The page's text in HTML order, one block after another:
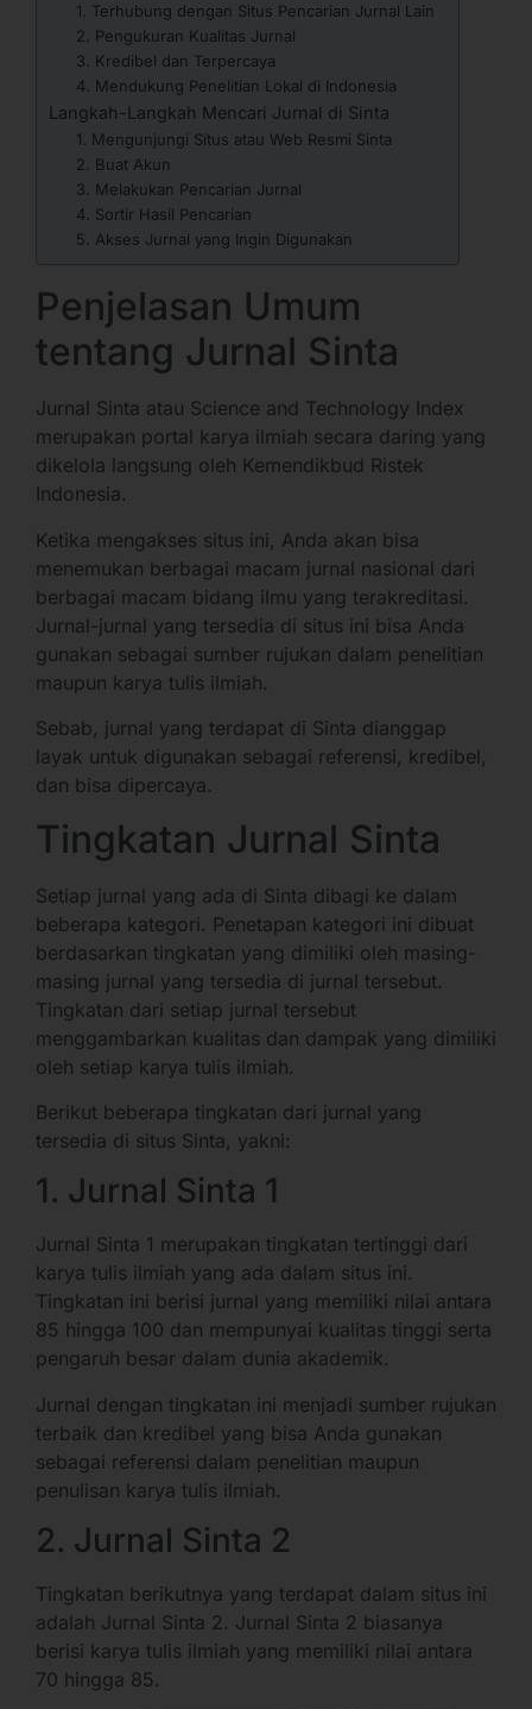
1. Terhubung dengan Situs Pencarian Jurnal Lain
2. Pengukuran Kualitas Jurnal
3. Kredibel dan Terpercaya
4. Mendukung Penelitian Lokal di Indonesia
Langkah-Langkah Mencari Jurnal di Sinta
1. Mengunjungi Situs atau Web Resmi Sinta
2. Buat Akun
3. Melakukan Pencarian Jurnal
4. Sortir Hasil Pencarian
5. Akses Jurnal yang Ingin Digunakan
Penjelasan Umum
tentang Jurnal Sinta
Jurnal Sinta atau Science and Technology Index
merupakan portal karya ilmiah secara daring yang
dikelola langsung oleh Kemendikbud Ristek
Indonesia.
Ketika mengakses situs ini, Anda akan bisa
menemukan berbagai macam jurnal nasional dari
berbagai macam bidang ilmu yang terakreditasi.
Jurnal-jurnal yang tersedia di situs ini bisa Anda
gunakan sebagai sumber rujukan dalam penelitian
maupun karya tulis ilmiah.
Sebab, jurnal yang terdapat di Sinta dianggap
layak untuk digunakan sebagai referensi, kredibel,
dan bisa dipercaya.
Tingkatan Jurnal Sinta
Setiap jurnal yang ada di Sinta dibagi ke dalam
beberapa kategori. Penetapan kategori ini dibuat
berdasarkan tingkatan yang dimiliki oleh masing-
masing jurnal yang tersedia di jurnal tersebut.
Tingkatan dari setiap jurnal tersebut
menggambarkan kualitas dan dampak yang dimiliki
oleh setiap karya tulis ilmiah.
Berikut beberapa tingkatan dari jurnal yang
tersedia di situs Sinta, yakni:
1. Jurnal Sinta 1
Jurnal Sinta 1 merupakan tingkatan tertinggi dari
karya tulis ilmiah yang ada dalam situs ini.
Tingkatan ini berisi jurnal yang memiliki nilai antara
85 hingga 100 dan mempunyai kualitas tinggi serta
pengaruh besar dalam dunia akademik.
Jurnal dengan tingkatan ini menjadi sumber rujukan
terbaik dan kredibel yang bisa Anda gunakan
sebagai referensi dalam penelitian maupun
penulisan karya tulis ilmiah.
2. Jurnal Sinta 2
Tingkatan berikutnya yang terdapat dalam situs ini
adalah Jurnal Sinta 2. Jurnal Sinta 2 biasanya
berisi karya tulis ilmiah yang memiliki nilai antara
70 hingga 85.